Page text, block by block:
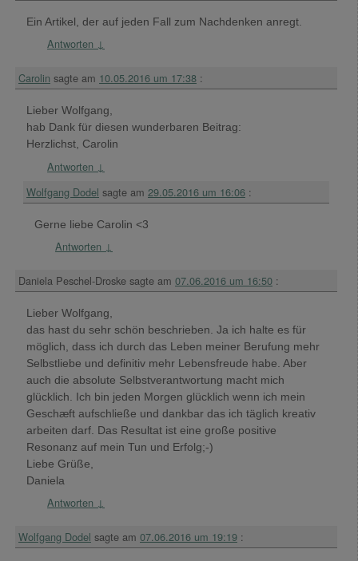
Ein Artikel, der auf jeden Fall zum Nachdenken anregt.
Antworten ↓
Carolin sagte am 10.05.2016 um 17:38 :
Lieber Wolfgang,
hab Dank für diesen wunderbaren Beitrag:
Herzlichst, Carolin
Antworten ↓
Wolfgang Dodel sagte am 29.05.2016 um 16:06 :
Gerne liebe Carolin <3
Antworten ↓
Daniela Peschel-Droske sagte am 07.06.2016 um 16:50 :
Lieber Wolfgang,
das hast du sehr schön beschrieben. Ja ich halte es für
möglich, dass ich durch das Leben meiner Berufung mehr
Selbstliebe und definitiv mehr Lebensfreude habe. Aber
auch die absolute Selbstverantwortung macht mich
glücklich. Ich bin jeden Morgen glücklich wenn ich mein
Geschæft aufschließe und dankbar das ich täglich kreativ
arbeiten darf. Das Resultat ist eine große positive
Resonanz auf mein Tun und Erfolg;-)
Liebe Grüße,
Daniela
Antworten ↓
Wolfgang Dodel sagte am 07.06.2016 um 19:19 :